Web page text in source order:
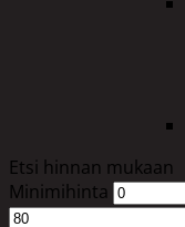
Etsi hinnan mukaan
Minimihinta